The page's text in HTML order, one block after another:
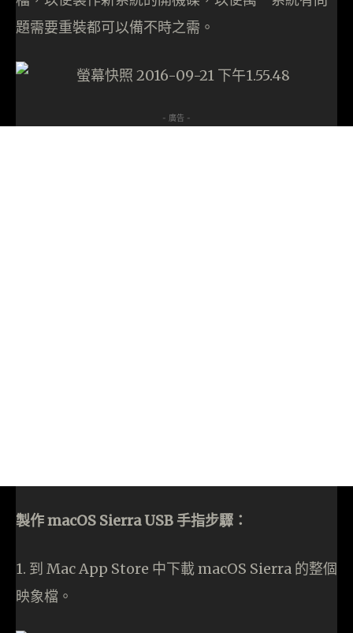
題需要重裝都可以備不時之需。
- 廣告 -
製作 macOS Sierra USB 手指步驟：
1. 到 Mac App Store 中下載 macOS Sierra 的整個
映象檔。